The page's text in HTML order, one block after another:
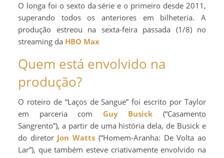
O longa foi o sexto da série e o primeiro desde 2011,
superando todos os anteriores em bilheteria. A
produção estreou na sexta-feira passada (1/8) no
streaming da HBO Max
Quem está envolvido na
produção?
O roteiro de “Laços de Sangue” foi escrito por Taylor
em parceria com Guy Busick (“Casamento
Sangrento”), a partir de uma história dela, de Busick e
do diretor Jon Watts (“Homem-Aranha: De Volta ao
Lar”), que também esteve criativamente envolvido na